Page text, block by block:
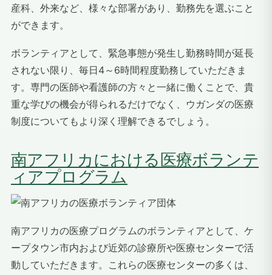
産科、外来など、様々な部署があり、勤務先を選ぶこと
ができます。
ボランティアとして、緊急事態が発生し勤務時間が延長
されない限り、毎日4～6時間程度勤務していただきま
す。専門の医師や看護師の方々と一緒に働くことで、貴
重な学びの機会が得られるだけでなく、ウガンダの医療
制度についてもより深く理解できるでしょう。
南アフリカにおける医療ボランテ
ィアプログラム
南アフリカの医療プログラムのボランティアとして、ケ
ープタウン市内および近郊の診療所や医療センターで活
動していただきます。これらの医療センターの多くは、